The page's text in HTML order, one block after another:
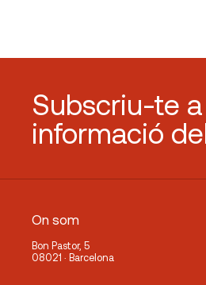
Subscriu-te
informació
On som
Bon Pastor, 5
08021 · Barcelona